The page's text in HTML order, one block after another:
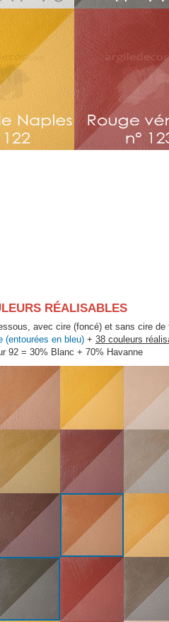
RÉALISABLES
avec cire (foncé) et sans cire
(entourées en bleu) + 38 couleurs
92 = 30% Blanc + 70% Havanne